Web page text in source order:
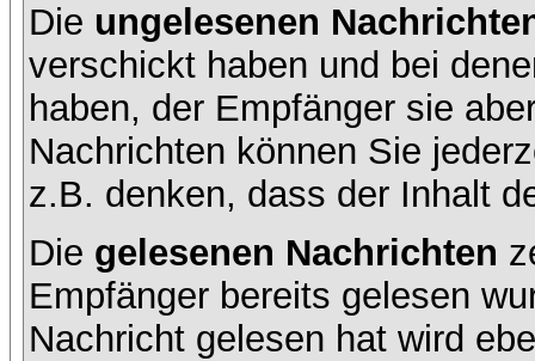
Die ungelesenen
verschickt haben und bei
haben, der Empfänger sie
Nachrichten können Sie
z.B. denken, dass der Inhalt
Die gelesenen Nachrichten
Empfänger bereits gelesen
Nachricht gelesen hat wird